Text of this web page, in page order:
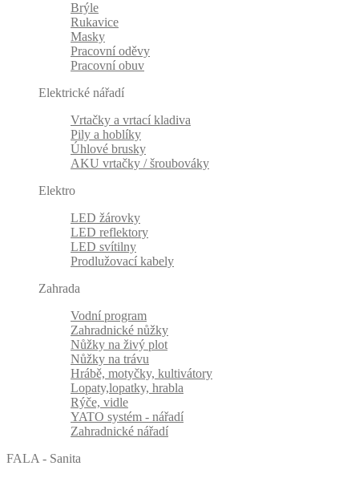
Brýle
Rukavice
Masky
Pracovní oděvy
Pracovní obuv
Elektrické nářadí
Vrtačky a vrtací kladiva
Pily a hoblíky
Úhlové brusky
AKU vrtačky / šroubováky
Elektro
LED žárovky
LED reflektory
LED svítilny
Prodlužovací kabely
Zahrada
Vodní program
Zahradnické nůžky
Nůžky na živý plot
Nůžky na trávu
Hrábě, motyčky, kultivátory
Lopaty,lopatky, hrabla
Rýče, vidle
YATO systém - nářadí
Zahradnické nářadí
FALA - Sanita